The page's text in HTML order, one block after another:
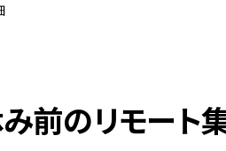
前のリモート